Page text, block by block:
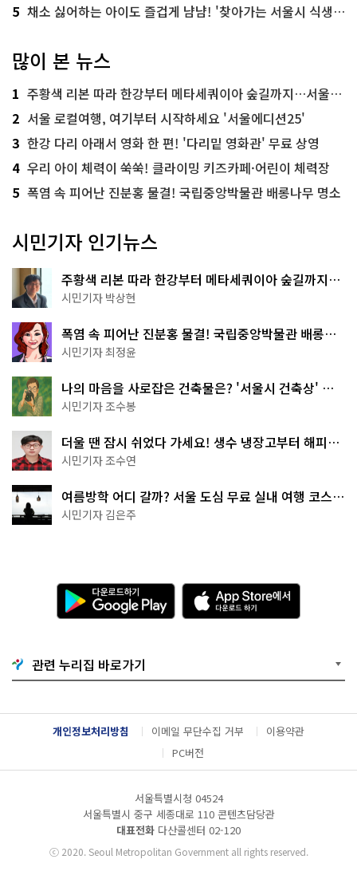
5 채소 싫어하는 아이도 즐겁게 냠냠! '찾아가는 서울시 식생활 교육' 현장
많이 본 뉴스
1 주황색 리본 따라 한강부터 메타세쿼이아 숲길까지…서울둘레길 15코스
2 서울 로컬여행, 여기부터 시작하세요 '서울에디션25'
3 한강 다리 아래서 영화 한 편! '다리밑 영화관' 무료 상영
4 우리 아이 체력이 쑥쑥! 클라이밍 키즈카페·어린이 체력장
5 폭염 속 피어난 진분홍 물결! 국립중앙박물관 배롱나무 명소
시민기자 인기뉴스
주황색 리본 따라 한강부터 메타세쿼이아 숲길까지…
서울둘레길 15코스
시민기자 박상현
폭염 속 피어난 진분홍 물결! 국립중앙박물관 배롱나
무 명소
시민기자 최정윤
나의 마음을 사로잡은 건축물은? '서울시 건축상' 수
상작 공개!
시민기자 조수봉
더울 땐 잠시 쉬었다 가세요! 생수 냉장고부터 해피소
·무더위쉼터까지
시민기자 조수연
여름방학 어디 갈까? 서울 도심 무료 실내 여행 코스
추천
시민기자 김은주
다
운
로
기
G
o
g
l
e
l
A
p
p
e
서
다
운
드
관련 누리집 바로가기
개인정보처리방침 이메일 무단수집 거부
이용약관
PC버전
서울특별시청 04524
서울특별시 중구 세종대로 110 콘텐츠담당관
대표전화 다산콜센터 02-120
ⓒ2020. Seoul Metropolitan Government all rights reserved.